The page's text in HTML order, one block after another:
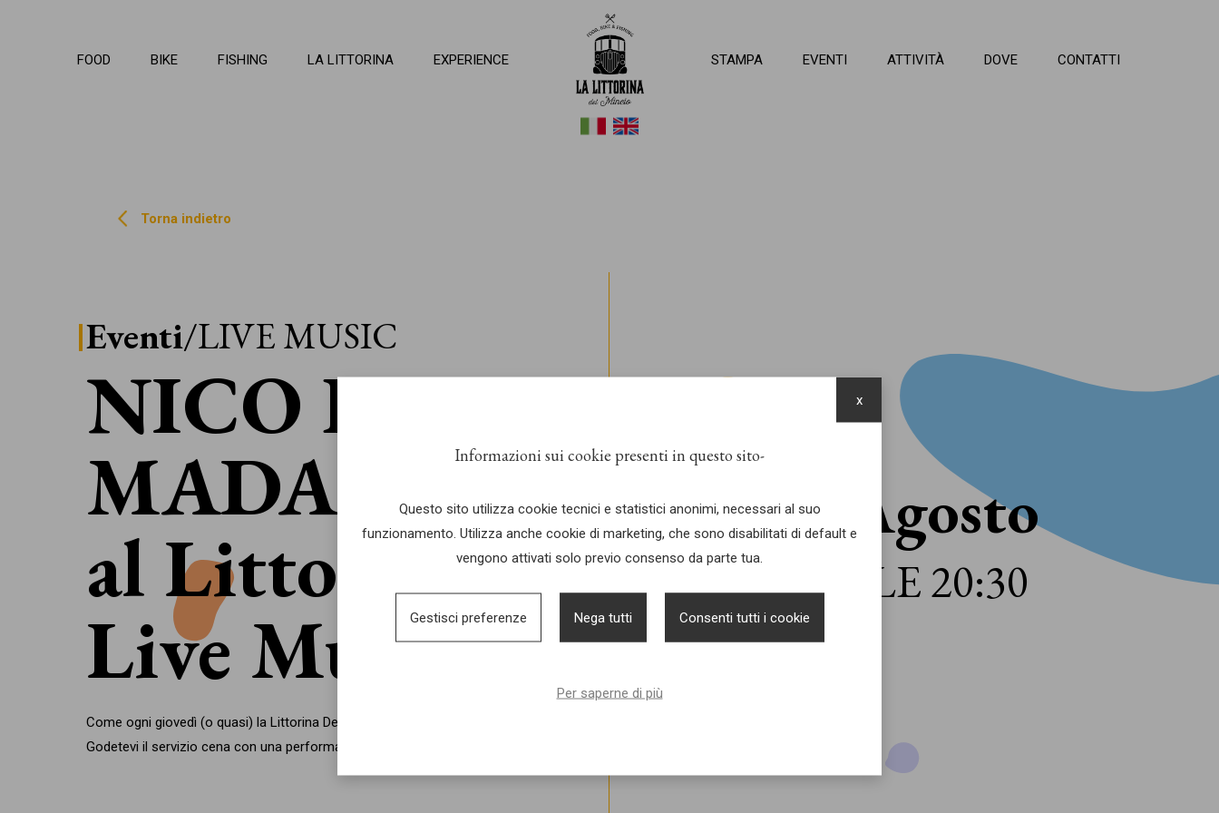
FOOD BIKE FISHING LA LITTORINA EXPERIENCE STAMPA EVENTI ATTIVITÀ DOVE CONTATTI
Torna indietro
Eventi/LIVE MUSIC
NICO E
MADAMA
al Littorina
Live Music
Come ogni giovedì (o quasi) la Littorina Del Mincio ospita NICO E MADAMA!
Godetevi il servizio cena con una performance live, vi aspettiamo
20 Agosto
DALLE 20:30
Informazioni sui cookie presenti in questo sito
Questo sito utilizza cookie tecnici e statistici anonimi, necessari al suo
funzionamento. Utilizza anche cookie di marketing, che sono disabilitati di default e
vengono attivati solo previo consenso da parte tua.
Gestisci preferenze Nega tutti Consenti tutti i cookie
Per saperne di più
x